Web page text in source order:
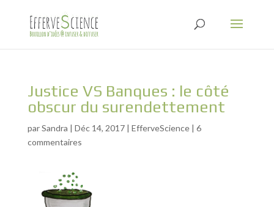
Justice VS Banques : le côté
obscur du surendettement
parSandra | Déc 14, 2017| EfferveScience| 6
commentaires